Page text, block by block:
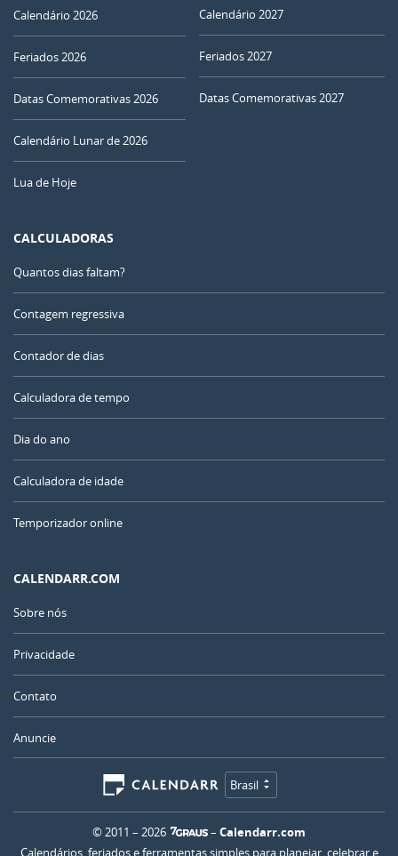
Calendário 2026
Feriados 2026
Datas Comemorativas 2026
Calendário Lunar de 2026
Lua de Hoje
Calendário 2027
Feriados 2027
Datas Comemorativas 2027
CALCULADORAS
Quantos dias faltam?
Contagem regressiva
Contador de dias
Calculadora de tempo
Dia do ano
Calculadora de idade
Temporizador online
CALENDARR.COM
Sobre nós
Privacidade
Contato
Anuncie
Brasil
© 2011 – 2026 – Calendarr.com
Calendários, feriados e ferramentas simples para planejar, celebrar e